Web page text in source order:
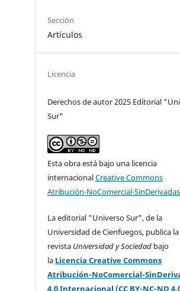
Sección
Artículos
Licencia
Derechos de autor 2025 Editorial
Sur"
Esta obra está bajo una licencia
internacionalCreative Commons
Atribución-NoComercial-
La editorial "Universo Sur", de la
Universidad de Cienfuegos, publica la
revista Universidad y Sociedad bajo
la Licencia Creative Commons
Atribución-NoComercial-
4.0 Internacional (CC BY-NC-ND